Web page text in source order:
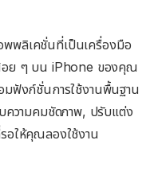
พลิเคชั่นที่เป็นเครื่องมือ
อย ๆ บน iPhone ของคุณ
มฟังก์ชั่นการใช้งานพื้นฐาน
ความคมชัดภาพ, ปรับแต่ง
อให้คุณลองใช้งาน